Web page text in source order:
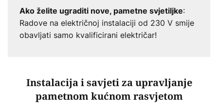
Ako želite ugraditi nove, pametne svjetiljke:
Radove na električnoj instalaciji od 230 V smije
obavljati samo kvalificirani električar!
Instalacija i savjeti za upravljanje
pametnom kućnom rasvjetom